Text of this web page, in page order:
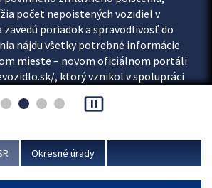
počet nepoistených vozidiel v
poriadok a spravodlivosť do
nájdu všetky potrebné informácie
mieste – novom oficiálnom portáli
, ktorý vznikol v spolupráci
a Ministerstva vnútra SR.
pause_presentation
Okresné úrady